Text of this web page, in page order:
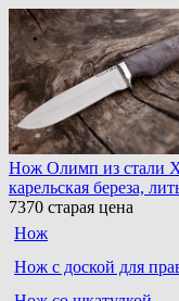
Нож Олимп из стали
карельская береза,
7370 старая цена
Нож
Нож с доской для